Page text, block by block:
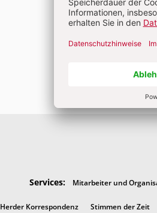
Services: Mitarbeiter und
Herder Korrespondenz Stimmen der Zeit